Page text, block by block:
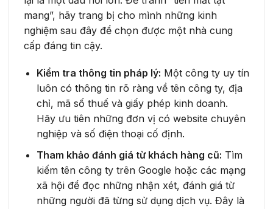
mang”, hãy trang bị cho mình những kinh
nghiệm sau đây để chọn được một nhà cung
cấp đáng tin cậy.
Kiểm tra thông tin pháp lý: Một công ty uy tín
luôn có thông tin rõ ràng về tên công ty, địa
chỉ, mã số thuế và giấy phép kinh doanh.
Hãy ưu tiên những đơn vị có website chuyên
nghiệp và số điện thoại cố định.
Tham khảo đánh giá từ khách hàng cũ: Tìm
kiếm tên công ty trên Google hoặc các mạng
xã hội để đọc những nhận xét, đánh giá từ
những người đã từng sử dụng dịch vụ. Đây là